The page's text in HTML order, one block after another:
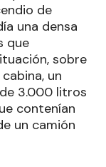
de
una densa
que
sobre
un
3.000 litros
contenían
un camión